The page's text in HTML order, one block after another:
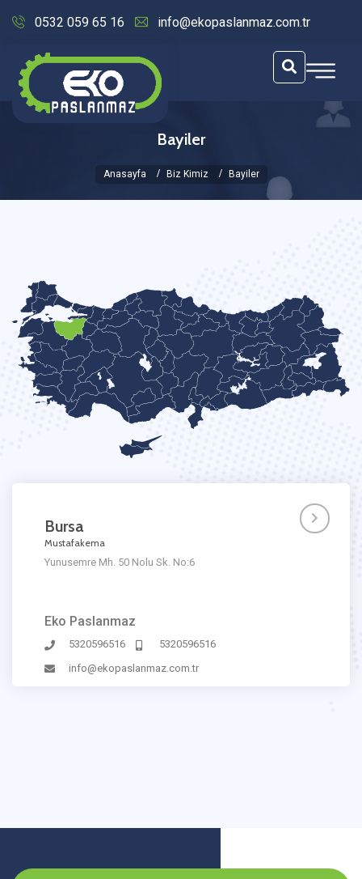
0532 059 65 16 info@ekopaslanmaz.com.tr
Bayiler
Anasayfa Biz Kimiz Bayiler
Bursa
Mustafakema
Yunusemre Mh. 50 Nolu Sk. No:6
Eko Paslanmaz
5320596516
5320596516
info@ekopaslanmaz.com.tr